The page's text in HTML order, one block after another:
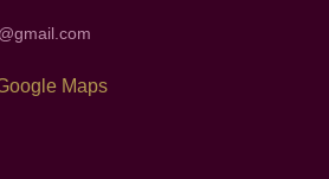
Maps